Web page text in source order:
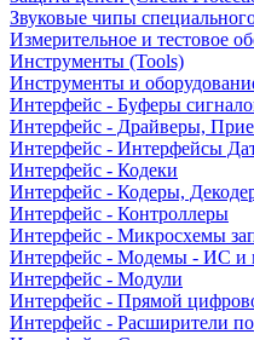
Звуковые чипы
Измерительное и тестовое
Инструменты (Tools)
Инструменты и
Интерфейс - Буферы
Интерфейс - Драйверы,
Интерфейс - Интерфейсы
Интерфейс - Кодеки
Интерфейс - Кодеры,
Интерфейс - Контроллеры
Интерфейс - Микросхемы
Интерфейс - Модемы - ИС и
Интерфейс - Модули
Интерфейс - Прямой
Интерфейс - Расширители